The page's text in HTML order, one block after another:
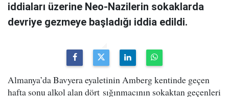
iddiaları üzerine Neo-Nazilerin sokaklarda
devriye gezmeye başladığı iddia edildi.
Almanya’da Bavyera eyaletinin Amberg kentinde geçen
hafta sonu alkol alan dört sığınmacının sokaktan geçenleri